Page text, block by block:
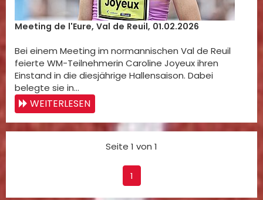
Meeting de l'Eure, Val de Reuil, 01.02.2026
Bei einem Meeting im normannischen Val de Reuil
feierte WM-Teilnehmerin Caroline Joyeux ihren
Einstand in die diesjährige Hallensaison. Dabei
belegte sie in…
WEITERLESEN
Seite 1 von 1
1